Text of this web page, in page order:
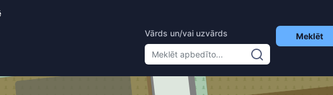
Vārds un/vai uzvārds Meklēt
3